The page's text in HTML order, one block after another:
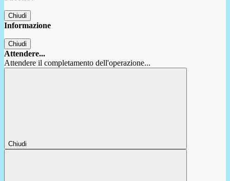
Chiudi
Informazione
Chiudi
Attendere...
Attendere il completamento dell'operazione...
Chiudi